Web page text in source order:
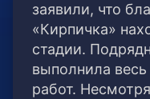
заявили, что
«Кирпичка»
стадии.
выполнила
работ.